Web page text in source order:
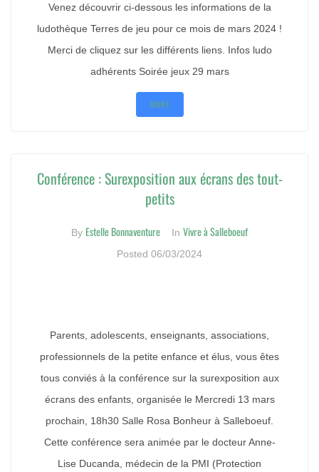
Venez découvrir ci-dessous les informations de la
ludothèque Terres de jeu pour ce mois de mars 2024 !
Merci de cliquez sur les différents liens. Infos ludo
adhérents Soirée jeux 29 mars
MORE
Conférence : Surexposition aux écrans des tout-
petits
By Estelle Bonnaventure In Vivre à Salleboeuf
Posted 06/03/2024
Parents, adolescents, enseignants, associations,
professionnels de la petite enfance et élus, vous êtes
tous conviés à la conférence sur la surexposition aux
écrans des enfants, organisée le Mercredi 13 mars
prochain, 18h30 Salle Rosa Bonheur à Salleboeuf.
Cette conférence sera animée par le docteur Anne-
Lise Ducanda, médecin de la PMI (Protection